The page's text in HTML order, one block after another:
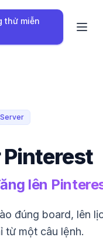
thử miễn
Pinterest
lên
đúng board, lên
một câu lệnh.